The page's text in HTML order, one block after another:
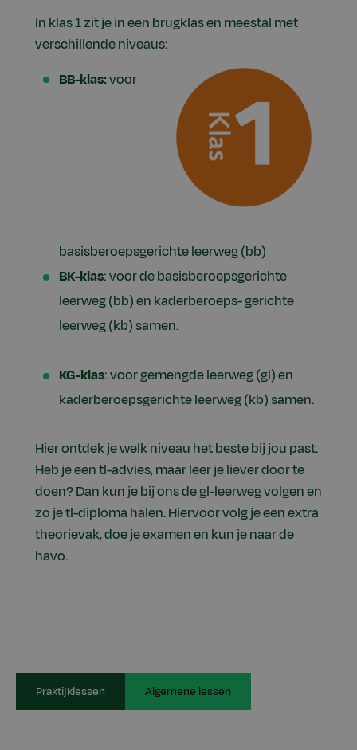
In klas 1 zit je in een brugklas en meestal met
verschillende niveaus:
BB-klas:voor
basisberoepsgerichte leerweg (bb)
BK-klas: voor de basisberoepsgerichte
leerweg (bb) en kaderberoeps- gerichte
leerweg (kb) samen.
KG-klas: voor gemengde leerweg (gl) en
kaderberoepsgerichte leerweg (kb) samen.
Hier ontdek je welk niveau het beste bij jou past.
Heb je een tl-advies, maar leer je liever door te
doen? Dan kun je bij ons de gl-leerweg volgen en
zo je tl-diploma halen. Hiervoor volg je een extra
theorievak, doe je examen en kun je naar de
havo.
Praktijklessen Algemene lessen